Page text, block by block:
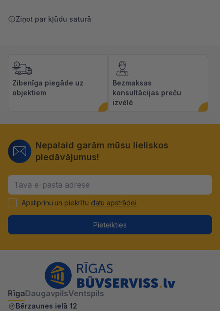
Ziņot par kļūdu saturā
Zibenīga piegāde uz
objektiem
Bezmaksas
konsultācijas preču
izvēlē
Nepalaid garām mūsu lieliskos
piedāvājumus!
Apstiprinu un piekrītu datu apstrādei.
Pieteikties
RīgaDaugavpilsVentspils
Bērzaunes ielā 12